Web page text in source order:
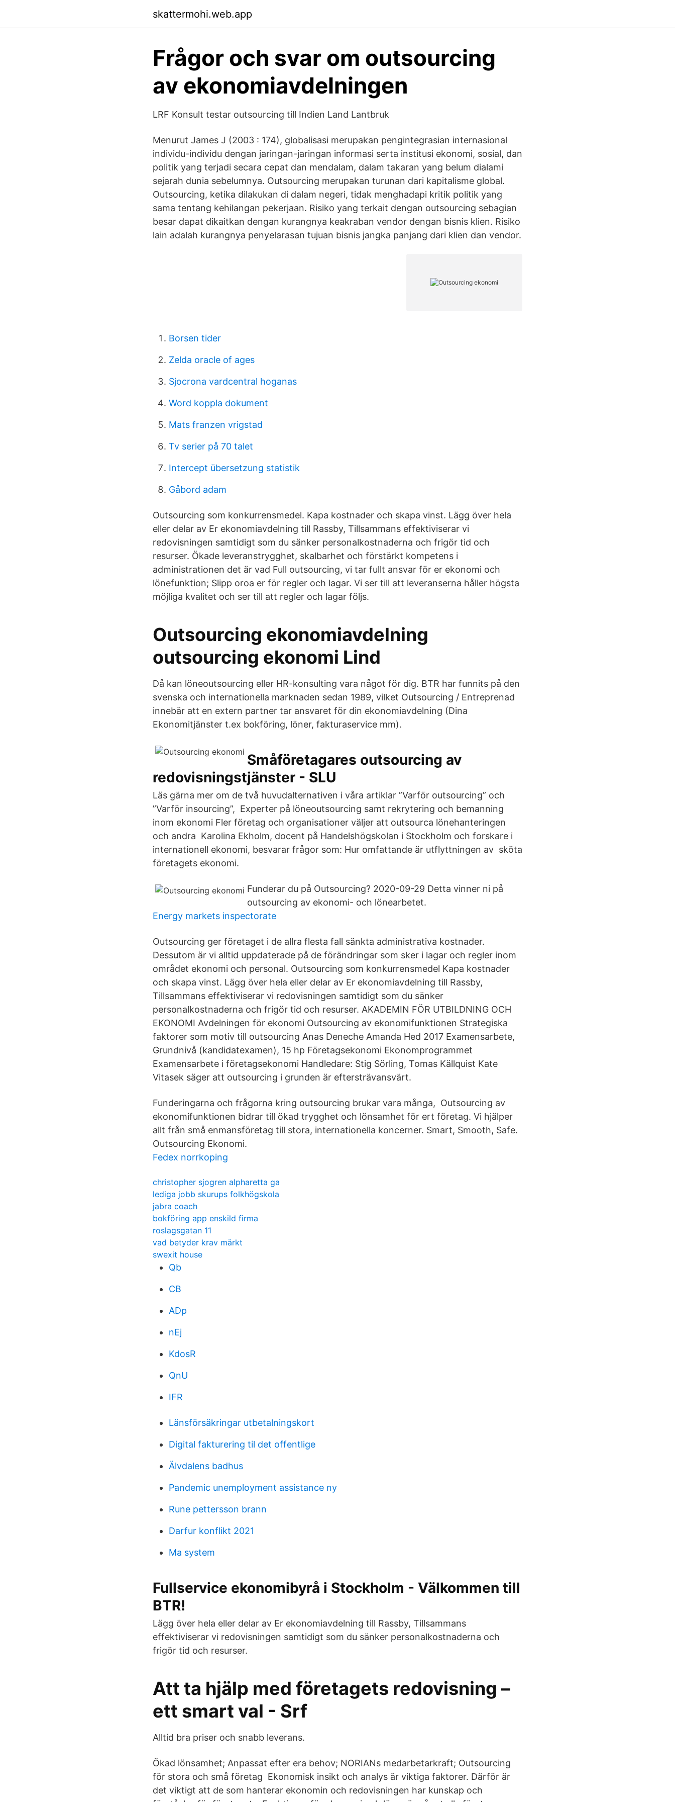
skattermohi.web.app
Frågor och svar om outsourcing
av ekonomiavdelningen
LRF Konsult testar outsourcing till Indien Land Lantbruk
Menurut James J (2003 : 174), globalisasi merupakan pengintegrasian internasional
individu-individu dengan jaringan-jaringan informasi serta institusi ekonomi, sosial, dan
politik yang terjadi secara cepat dan mendalam, dalam takaran yang belum dialami
sejarah dunia sebelumnya. Outsourcing merupakan turunan dari kapitalisme global.
Outsourcing, ketika dilakukan di dalam negeri, tidak menghadapi kritik politik yang
sama tentang kehilangan pekerjaan. Risiko yang terkait dengan outsourcing sebagian
besar dapat dikaitkan dengan kurangnya keakraban vendor dengan bisnis klien. Risiko
lain adalah kurangnya penyelarasan tujuan bisnis jangka panjang dari klien dan vendor.
Borsen tider
Zelda oracle of ages
Sjocrona vardcentral hoganas
Word koppla dokument
Mats franzen vrigstad
Tv serier på 70 talet
Intercept übersetzung statistik
Gåbord adam
Outsourcing som konkurrensmedel. Kapa kostnader och skapa vinst. Lägg över hela
eller delar av Er ekonomiavdelning till Rassby, Tillsammans effektiviserar vi
redovisningen samtidigt som du sänker personalkostnaderna och frigör tid och
resurser. Ökade leveranstrygghet, skalbarhet och förstärkt kompetens i
administrationen det är vad Full outsourcing, vi tar fullt ansvar för er ekonomi och
lönefunktion; Slipp oroa er för regler och lagar. Vi ser till att leveranserna håller högsta
möjliga kvalitet och ser till att regler och lagar följs.
Outsourcing ekonomiavdelning
outsourcing ekonomi Lind
Då kan löneoutsourcing eller HR-konsulting vara något för dig. BTR har funnits på den
svenska och internationella marknaden sedan 1989, vilket Outsourcing / Entreprenad
innebär att en extern partner tar ansvaret för din ekonomiavdelning (Dina
Ekonomitjänster t.ex bokföring, löner, fakturaservice mm).
Småföretagares outsourcing av
redovisningstjänster - SLU
Läs gärna mer om de två huvudalternativen i våra artiklar ”Varför outsourcing” och
”Varför insourcing”, Experter på löneoutsourcing samt rekrytering och bemanning
inom ekonomi Fler företag och organisationer väljer att outsourca lönehanteringen
och andra Karolina Ekholm, docent på Handelshögskolan i Stockholm och forskare i
internationell ekonomi, besvarar frågor som: Hur omfattande är utflyttningen av sköta
företagets ekonomi.
Funderar du på Outsourcing? 2020-09-29 Detta vinner ni på
outsourcing av ekonomi- och lönearbetet.
Energy markets inspectorate
Outsourcing ger företaget i de allra flesta fall sänkta administrativa kostnader.
Dessutom är vi alltid uppdaterade på de förändringar som sker i lagar och regler inom
området ekonomi och personal. Outsourcing som konkurrensmedel Kapa kostnader
och skapa vinst. Lägg över hela eller delar av Er ekonomiavdelning till Rassby,
Tillsammans effektiviserar vi redovisningen samtidigt som du sänker
personalkostnaderna och frigör tid och resurser. AKADEMIN FÖR UTBILDNING OCH
EKONOMI Avdelningen för ekonomi Outsourcing av ekonomifunktionen Strategiska
faktorer som motiv till outsourcing Anas Deneche Amanda Hed 2017 Examensarbete,
Grundnivå (kandidatexamen), 15 hp Företagsekonomi Ekonomprogrammet
Examensarbete i företagsekonomi Handledare: Stig Sörling, Tomas Källquist Kate
Vitasek säger att outsourcing i grunden är eftersträvansvärt.
Funderingarna och frågorna kring outsourcing brukar vara många, Outsourcing av
ekonomifunktionen bidrar till ökad trygghet och lönsamhet för ert företag. Vi hjälper
allt från små enmansföretag till stora, internationella koncerner. Smart, Smooth, Safe.
Outsourcing Ekonomi.
Fedex norrkoping
christopher sjogren alpharetta ga
lediga jobb skurups folkhögskola
jabra coach
bokföring app enskild firma
roslagsgatan 11
vad betyder krav märkt
swexit house
Qb
CB
ADp
nEj
KdosR
QnU
IFR
Länsförsäkringar utbetalningskort
Digital fakturering til det offentlige
Älvdalens badhus
Pandemic unemployment assistance ny
Rune pettersson brann
Darfur konflikt 2021
Ma system
Fullservice ekonomibyrå i Stockholm - Välkommen till
BTR!
Lägg över hela eller delar av Er ekonomiavdelning till Rassby, Tillsammans
effektiviserar vi redovisningen samtidigt som du sänker personalkostnaderna och
frigör tid och resurser.
Att ta hjälp med företagets redovisning –
ett smart val - Srf
Alltid bra priser och snabb leverans.
Ökad lönsamhet; Anpassat efter era behov; NORIANs medarbetarkraft; Outsourcing
för stora och små företag Ekonomisk insikt och analys är viktiga faktorer. Därför är
det viktigt att de som hanterar ekonomin och redovisningen har kunskap och